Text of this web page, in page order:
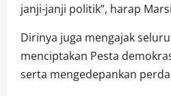
janji-janji politik”, harap
Dirinya juga mengajak
menciptakan Pesta
serta mengedepankan